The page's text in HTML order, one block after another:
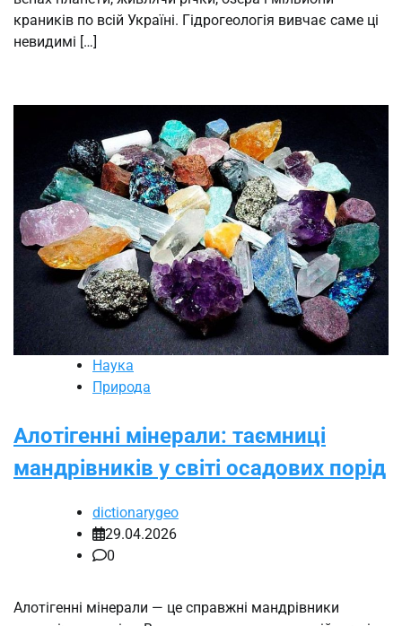
краників по всій Україні. Гідрогеологія вивчає саме ці
невидимі […]
Наука
Природа
Алотігенні мінерали: таємниці
мандрівників у світі осадових порід
dictionarygeo
29.04.2026
0
Алотігенні мінерали — це справжні мандрівники